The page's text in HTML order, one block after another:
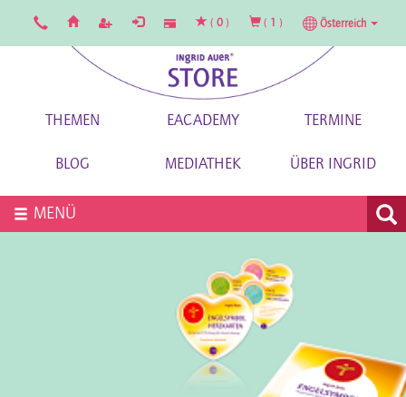
( 0 ) ( 1 ) Österreich
THEMEN EACADEMY TERMINE
BLOG MEDIATHEK ÜBER INGRID
MENÜ